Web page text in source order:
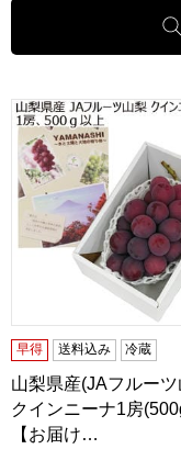
山梨県産(JAフルー
早得 送料込み 冷蔵
山梨県産(JAフルー
クインニーナ1房
【お届け…